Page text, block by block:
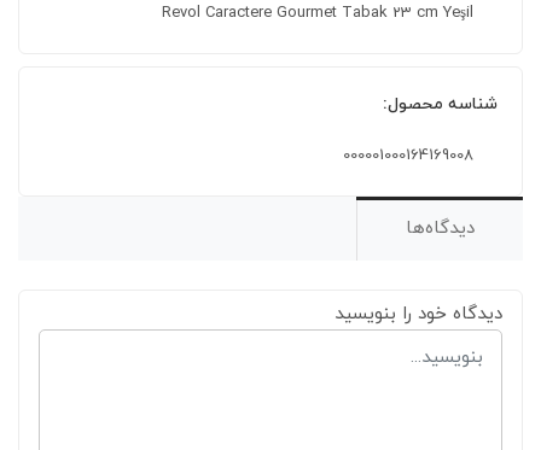
Revol Caractere Gourmet Tabak 23 cm Yeşil
شناسه محصول:
000001000164169008
دیدگاه‌ها
دیدگاه خود را بنویسید